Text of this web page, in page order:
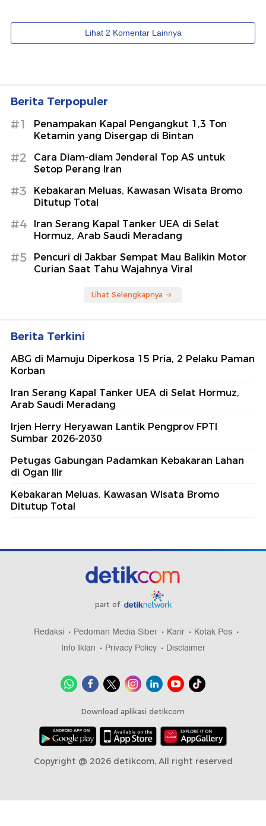
Berita Terpopuler
#1
Penampakan Kapal Pengangkut 1,3 Ton
Ketamin yang Disergap di Bintan
#2
Cara Diam-diam Jenderal Top AS untuk
Setop Perang Iran
#3
Kebakaran Meluas, Kawasan Wisata Bromo
Ditutup Total
#4
Iran Serang Kapal Tanker UEA di Selat
Hormuz, Arab Saudi Meradang
#5
Pencuri di Jakbar Sempat Mau Balikin Motor
Curian Saat Tahu Wajahnya Viral
Lihat Selengkapnya
Berita Terkini
ABG di Mamuju Diperkosa 15 Pria, 2 Pelaku Paman
Korban
Iran Serang Kapal Tanker UEA di Selat Hormuz,
Arab Saudi Meradang
Irjen Herry Heryawan Lantik Pengprov FPTI
Sumbar 2026-2030
Petugas Gabungan Padamkan Kebakaran Lahan
di Ogan Ilir
Kebakaran Meluas, Kawasan Wisata Bromo
Ditutup Total
part of
Redaksi Pedoman Media Siber Karir
Kotak Pos
Info Iklan
Privacy Policy Disclaimer
Download aplikasi detikcom
Copyright @ 2026 detikcom, All right reserved